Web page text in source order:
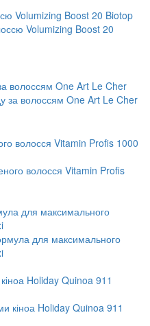
Volumizing Boost 20 Biotop
волоссям One Art Le Cher
волосся Vitamin Profis 1000
для максимального
Holiday Quinoa 911